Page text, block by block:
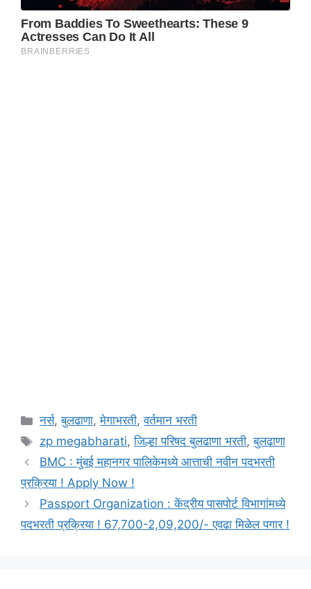
Categories
नर्स,बुलढाणा,मेगाभरती,वर्तमान भरती
Tags
zp megabharati,जिल्हा परिषद बुलढाणा भरती,बुलढाणा
BMC : मुंबई महानगर पालिकेमध्ये आत्ताची नवीन पदभरती
प्रक्रिया ! Apply Now !
Passport Organization : केंद्रीय पासपोर्ट विभागांमध्ये
पदभरती प्रक्रिया ! 67,700-2,09,200/- एवढा मिळेल पगार !